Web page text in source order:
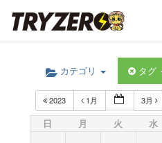
カテゴリ タグ
2023 1月 3月
日 月 火 水